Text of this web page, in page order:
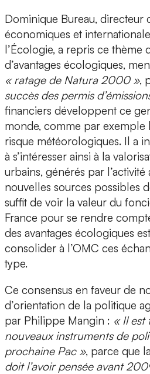
Dominique Bureau, directeur
économiques et
l’Écologie, a repris ce thème
d’avantages écologiques,
« ratage de Natura 2000 »,
succès des permis
financiers développent ce
monde, comme par exemple
risque météorologiques. Il a
à s’intéresser ainsi à la
urbains, générés par
nouvelles sources possibles
suffit de voir la valeur du
France pour se rendre
des avantages écologiques
consolider à l’OMC ces
type.
Ce consensus en faveur de
d’orientation de la politique
par Philippe Mangin : « Il est
nouveaux instruments de
prochaine Pac », parce que
doit l’avoir pensée avant